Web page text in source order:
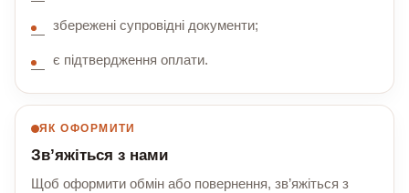
збережені супровідні документи;
є підтвердження оплати.
ЯК ОФОРМИТИ
Зв’яжіться з нами
Щоб оформити обмін або повернення, зв’яжіться з